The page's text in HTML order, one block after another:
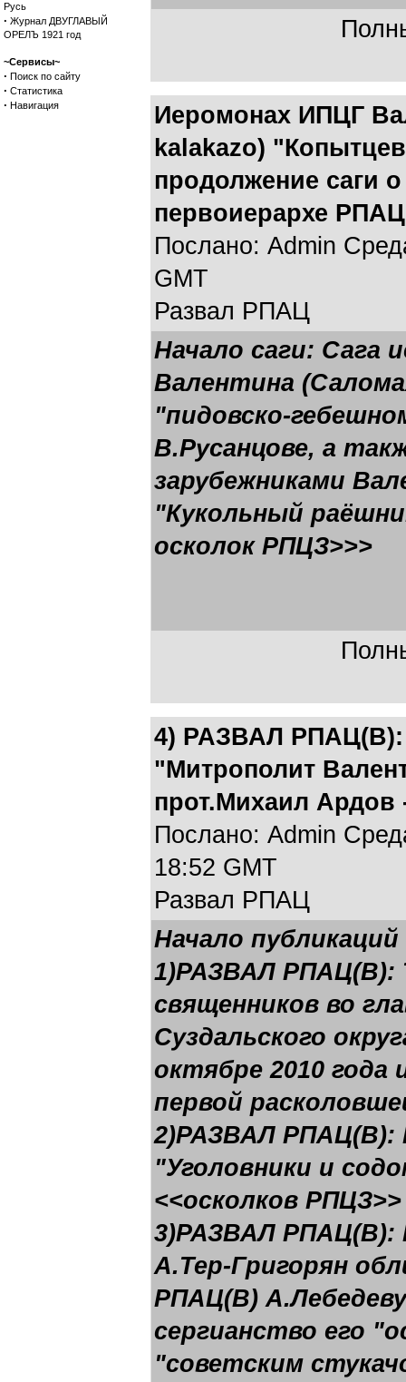
Русь
· Журнал ДВУГЛАВЫЙ
ОРЕЛЪ 1921 год
~Сервисы~
· Поиск по сайту
· Статистика
· Навигация
Иеромонах ИПЦГ
kalakazo)
продолжение саги
первоиерархе
Послано: Admin
GMT
Развал РПАЦ
Начало саги: Сага
Валентина
"пидовско-
В.Русанцове, а
зарубежниками
"Кукольный
осколок РПЦЗ>>>
4) РАЗВАЛ РПАЦ(В):
"Митрополит
прот.Михаил Ардов
Послано: Admin
18:52 GMT
Развал РПАЦ
Начало
1)РАЗВАЛ РПАЦ(В):
священников во
Суздальского
октябре 2010 года
первой
2)РАЗВАЛ РПАЦ(В):
"Уголовники и
<<осколков РПЦЗ>>
3)РАЗВАЛ РПАЦ(В):
А.Тер-Григорян
РПАЦ(В)
сергианство его
"советским